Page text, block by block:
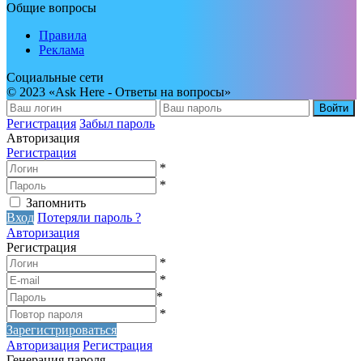
Общие вопросы
Правила
Реклама
Социальные сети
© 2023 «Ask Here - Ответы на вопросы»
Войти
Регистрация Забыл пароль
Авторизация
Регистрация
*
*
Запомнить
Вход Потеряли пароль ?
Авторизация
Регистрация
*
*
*
*
Зарегистрироваться
Авторизация Регистрация